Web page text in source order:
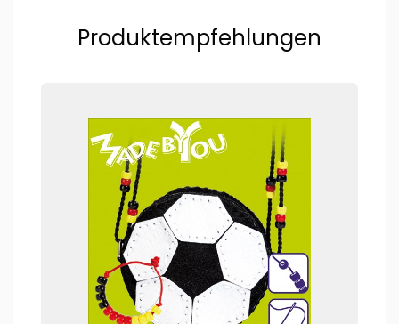
Produktempfehlungen